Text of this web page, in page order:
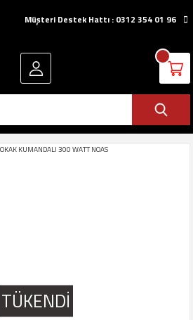
Müşteri Destek Hattı : 0312 354 01 96
TÜKENDİ